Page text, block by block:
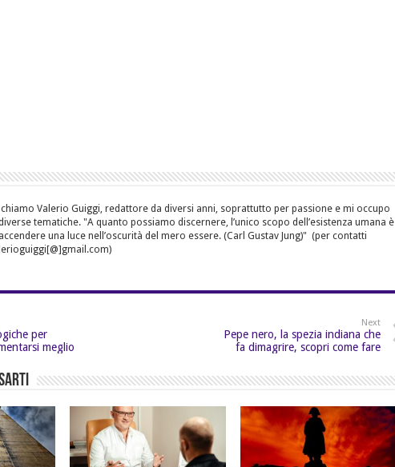
chiamo Valerio Guiggi, redattore da diversi anni, soprattutto per passione e mi occupo
tematiche. "A quanto possiamo discernere, l’unico scopo dell’esistenza umana è
una luce nell’oscurità del mero essere. (Carl Gustav Jung)" (per contatti
per
meglio
Next
Pepe nero, la spezia indiana che
fa dimagrire, scopri come fare